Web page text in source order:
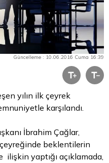
Güncelleme : 10.06.2016 Cuma 16:39
yılın ilk çeyrek
karşılandı.
İbrahim Çağlar,
beklentilerin
yaptığı açıklamada,